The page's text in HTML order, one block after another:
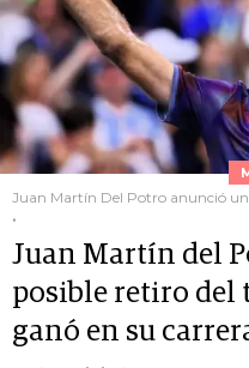
Juan Martín Del Potro anunció
.
Juan Martín del
posible retiro del
ganó en su